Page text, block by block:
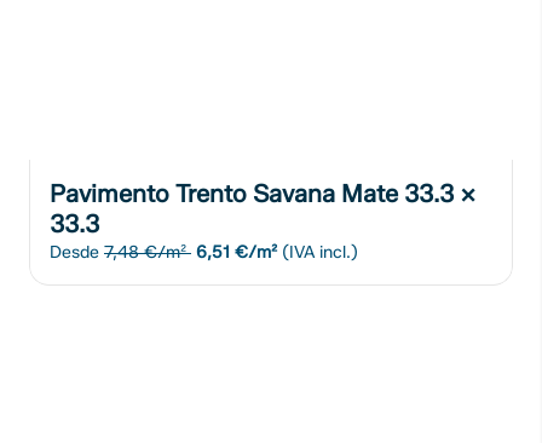
Pavimento Trento Savana Mate 33.3 x
33.3
Desde 7,48 €/m² 6,51 €/m² (IVA incl.)